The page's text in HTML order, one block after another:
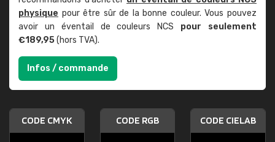
physique pour être sûr de la bonne couleur. Vous pouvez
avoir un éventail de couleurs NCS pour seulement
€189,95(hors TVA).
Infos / commande
CODE CMYK CODE RGB CODE CIELAB